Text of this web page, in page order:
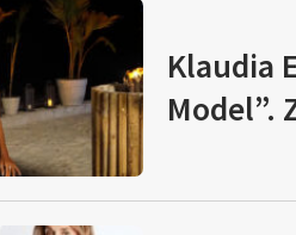
Klaudia
Model”.